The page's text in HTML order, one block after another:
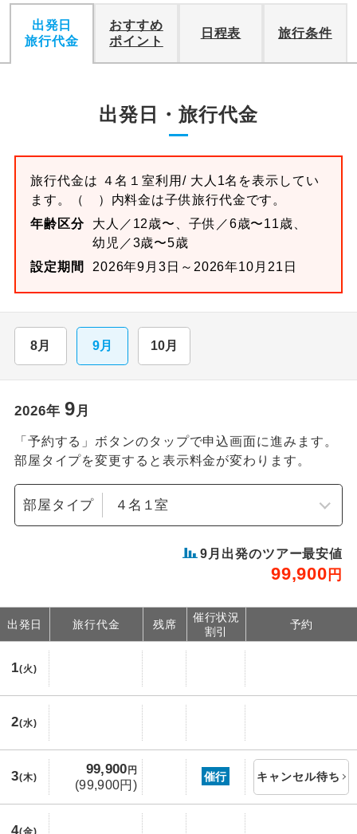
出発日
旅行代金
おすすめ
ポイント
日程表 旅行条件
出発日・旅行代金
旅行代金は ４名１室利用/ 大人1名を表示してい
ます。
（ ）内料金は子供旅行代金です。
年齢区分
大人／12歳〜、子供／6歳〜11歳、
幼児／3歳〜5歳
設定期間
2026年9月3日～2026年10月21日
8月 9月 10月
2026年 9 月
「予約する」ボタンのタップで申込画面に進みます。
部屋タイプを変更すると表示料金が変わります。
部屋タイプ
9 月出発のツアー最安値
99,900 円
出発日 旅行代金 残席
催行状況
割引
予約
1(火)
2(水)
3(木)
99,900円
(99,900円)
催行 キャンセル待ち
4